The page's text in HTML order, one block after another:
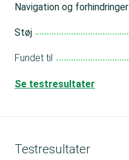
Navigation og forhindringer
Støj
Fundet til
Se testresultater
Testresultater